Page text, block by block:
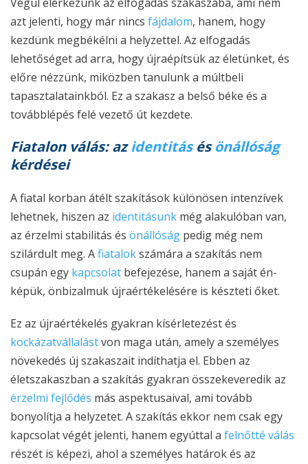
Végül elérkezünk az elfogadás szakaszába, ami nem
azt jelenti, hogy már nincs fájdalom, hanem, hogy
kezdünk megbékélni a helyzettel. Az elfogadás
lehetőséget ad arra, hogy újraépítsük az életünket, és
előre nézzünk, miközben tanulunk a múltbeli
tapasztalatainkból. Ez a szakasz a belső béke és a
továbblépés felé vezető út kezdete.
Fiatalon válás: azidentitásésönállóság
kérdései
A fiatal korban átélt szakítások különösen intenzívek
lehetnek, hiszen az identitásunk még alakulóban van,
az érzelmi stabilitás és önállóság pedig még nem
szilárdult meg. Afiatalokszámára a szakítás nem
csupán egy kapcsolat befejezése, hanem a saját én-
képük, önbizalmuk újraértékelésére is készteti őket.
Ez az újraértékelés gyakran kísérletezést és
kockázatvállalástvon maga után, amely a személyes
növekedés új szakaszait indíthatja el. Ebben az
életszakaszban a szakítás gyakran összekeveredik az
érzelmi fejlődés más aspektusaival, ami tovább
bonyolítja a helyzetet. A szakítás ekkor nem csak egy
kapcsolat végét jelenti, hanem egyúttal a felnőtté válás
részét is képezi, ahol a személyes határok és az